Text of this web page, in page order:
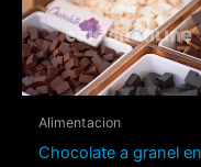
Alimentacion
Chocolate a granel en